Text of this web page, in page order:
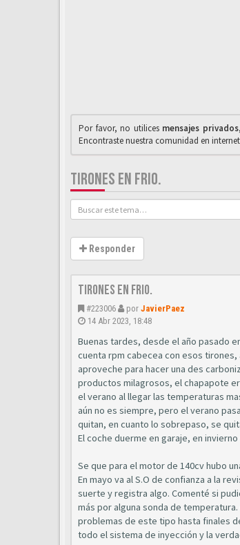
Por favor, no utilices mensajes privados
Encontraste nuestra comunidad en
TIRONES EN FRIO.
Responder
Tirones en frio.
#223006 por JavierPaez
14 Abr 2023, 18:48
Buenas tardes, desde el año pasado
cuenta rpm cabecea con esos
aproveche para hacer una des
productos milagrosos, el chapapote
el verano al llegar las temperaturas
aún no es siempre, pero el verano
quitan, en cuanto lo sobrepaso, se
El coche duerme en garaje, en
Se que para el motor de 140cv hubo
En mayo va al S.O de confianza a la
suerte y registra algo. Comenté si
más por alguna sonda de
problemas de este tipo hasta finales
todo el sistema de inyección y la